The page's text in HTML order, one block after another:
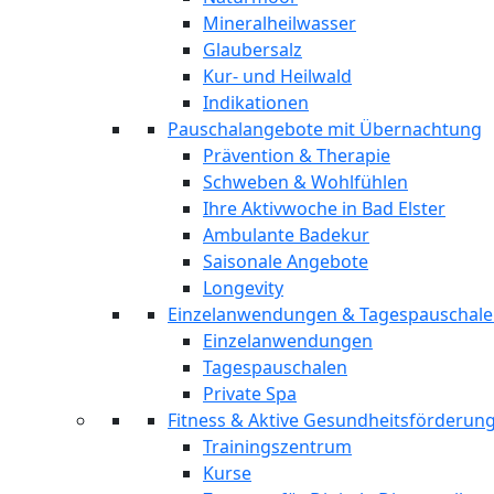
Mineralheilwasser
Glaubersalz
Kur- und Heilwald
Indikationen
Pauschalangebote mit Übernachtung
Prävention & Therapie
Schweben & Wohlfühlen
Ihre Aktivwoche in Bad Elster
Ambulante Badekur
Saisonale Angebote
Longevity
Einzelanwendungen &
Einzelanwendungen
Tagespauschalen
Private Spa
Fitness & Aktive
Trainingszentrum
Kurse